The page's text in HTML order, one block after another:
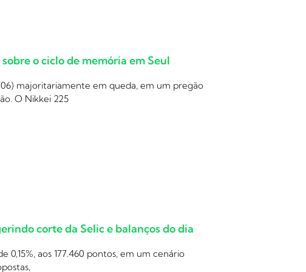
o ciclo de memória em Seul
majoritariamente em queda, em um pregão
O Nikkei 225
corte da Selic e balanços do dia
aos 177.460 pontos, em um cenário